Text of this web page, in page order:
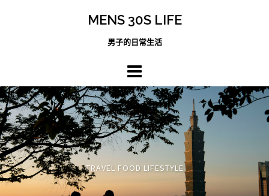
MENS 30S LIFE
男子的日常生活
TRAVEL FOOD LIFESTYLE